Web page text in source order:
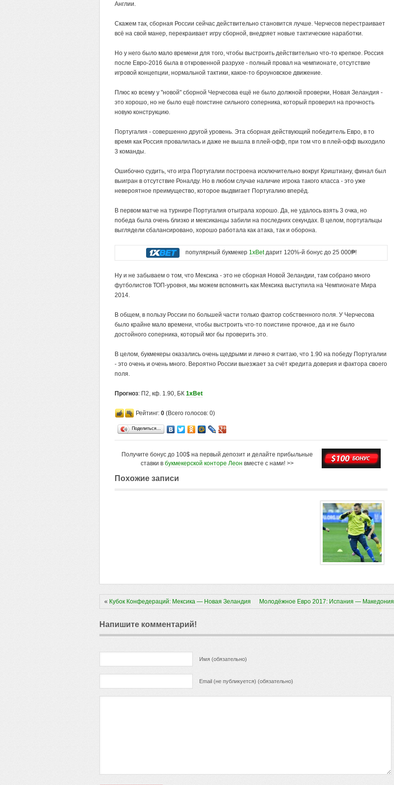
Англии.
Скажем так, сборная России сейчас действительно становится лучше. Черчесов перестраивает
всё на свой манер, перекраивает игру сборной, внедряет новые тактические наработки.
Но у него было мало времени для того, чтобы выстроить действительно что-то крепкое. Россия
после Евро-2016 была в откровенной разрухе - полный провал на чемпионате, отсутствие
игровой концепции, нормальной тактики, какое-то броуновское движение.
Плюс ко всему у "новой" сборной Черчесова ещё не было должной проверки, Новая Зеландия -
это хорошо, но не было ещё поистине сильного соперника, который проверил на прочность
новую конструкцию.
Португалия - совершенно другой уровень. Эта сборная действующий победитель Евро, в то
время как Россия провалилась и даже не вышла в плей-офф, при том что в плей-офф выходило
3 команды.
Ошибочно судить, что игра Португалии построена исключительно вокруг Криштиану, финал был
выигран в отсутствие Роналду. Но в любом случае наличие игрока такого класса - это уже
невероятное преимущество, которое выдвигает Португалию вперёд.
В первом матче на турнире Португалия отыграла хорошо. Да, не удалось взять 3 очка, но
победа была очень близко и мексиканцы забили на последних секундах. В целом, португальцы
выглядели сбалансировано, хорошо работала как атака, так и оборона.
популярный букмекер 1xBetдарит 120%-й бонус до 25 000₱!
Ну и не забываем о том, что Мексика - это не сборная Новой Зеландии, там собрано много
футболистов ТОП-уровня, мы можем вспомнить как Мексика выступила на Чемпионате Мира
2014.
В общем, в пользу России по большей части только фактор собственного поля. У Черчесова
было крайне мало времени, чтобы выстроить что-то поистине прочное, да и не было
достойного соперника, который мог бы проверить это.
В целом, букмекеры оказались очень щедрыми и лично я считаю, что 1.90 на победу Португалии
- это очень и очень много. Вероятно России выезжает за счёт кредита доверия и фактора своего
поля.
Прогноз: П2, кф. 1.90, БК 1xBet
Рейтинг: 0 (Всего голосов: 0)
Поделиться…
Получите бонус до 100$ на первый депозит и делайте прибыльные
ставки в букмекерской конторе Леон вместе с нами! >>
Похожие записи
« Кубок Конфедераций: Мексика — Новая Зеландия Молодёжное Евро 2017: Испания — Македония
Напишите комментарий!
Имя (обязательно)
Email (не публикуется) (обязательно)